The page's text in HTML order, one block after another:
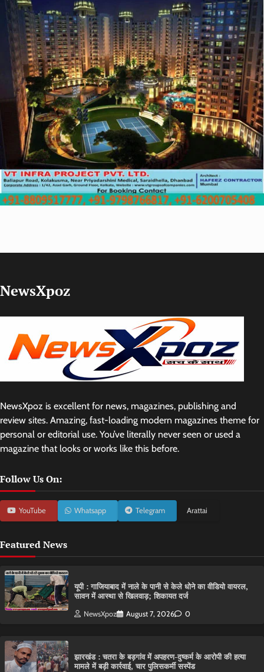
NewsXpoz
NewsXpoz is excellent for news, magazines, publishing and
review sites. Amazing, fast-loading modern magazines theme for
personal or editorial use. You’ve literally never seen or used a
magazine that looks or works like this before.
Follow Us On:
YouTube Whatsapp Telegram Arattai
Featured News
यूपी : गाजियाबाद में नाले के पानी से केले धोने का वीडियो वायरल,
सावन में आस्था से खिलवाड़; शिकायत दर्ज
NewsXpoz August 7, 2026 0
झारखंड : चतरा के बड़गांव में अपहरण-दुष्कर्म के आरोपी की हत्या
मामले में बड़ी कार्रवाई, चार पुलिसकर्मी सस्पेंड